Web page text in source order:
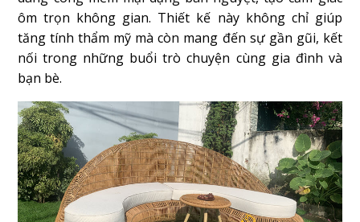
ôm trọn không gian. Thiết kế này không chỉ giúp
tăng tính thẩm mỹ mà còn mang đến sự gần gũi, kết
nối trong những buổi trò chuyện cùng gia đình và
bạn bè.